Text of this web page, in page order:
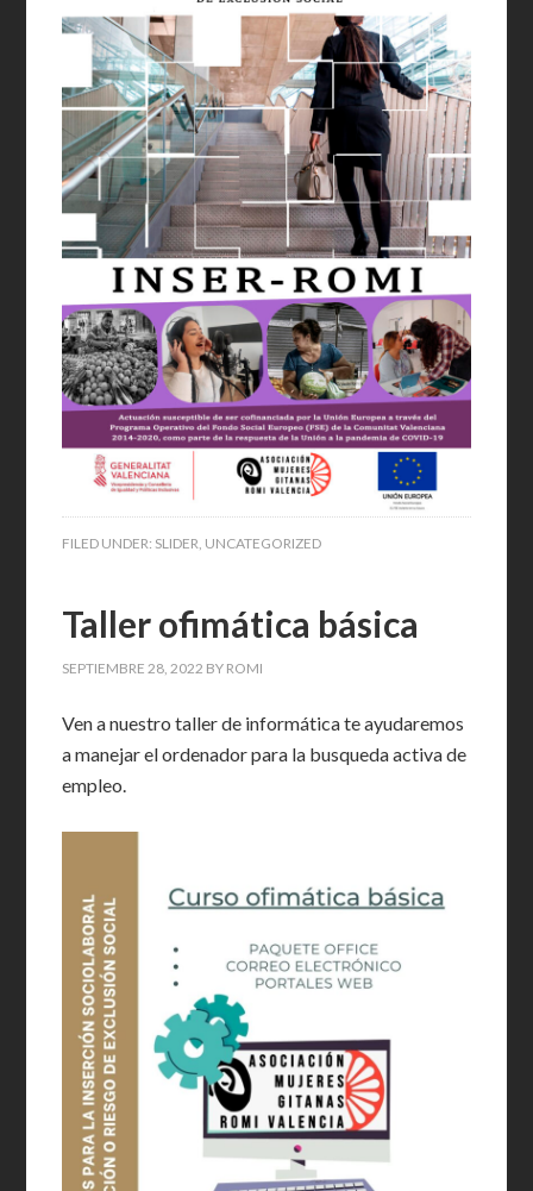
FILED UNDER: SLIDER, UNCATEGORIZED
Taller ofimática básica
SEPTIEMBRE 28, 2022 BY ROMI
Ven a nuestro taller de informática te ayudaremos
a manejar el ordenador para la busqueda activa de
empleo.